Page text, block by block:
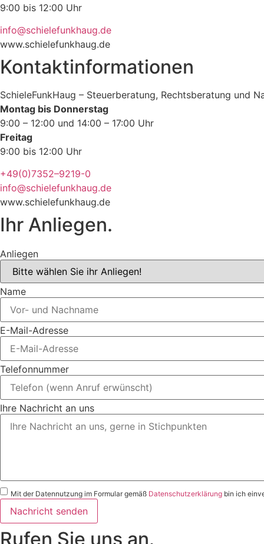
9:00 bis 12:00 Uhr
info@schielefunkhaug.de
www.schielefunkhaug.de
Kontaktinformationen
SchieleFunkHaug – Steuerberatung, Rechtsberatung und
Montag bis Donnerstag
9:00 – 12:00 und 14:00 – 17:00 Uhr
Freitag
9:00 bis 12:00 Uhr
+49(0)7352–9219-0
info@schielefunkhaug.de
www.schielefunkhaug.de
Ihr Anliegen.
Anliegen
Name
E-Mail-Adresse
Telefonnummer
Ihre Nachricht an uns
Mit der Datennutzung im Formular gemäß Datenschutzerklärung bin ich
Nachricht senden
Rufen Sie uns an.